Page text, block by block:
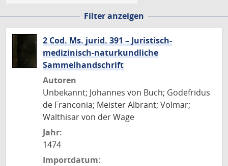
Filter anzeigen
2 Cod. Ms. jurid. 391 – Juristisch-
medizinisch-naturkundliche
Sammelhandschrift
Autoren
Unbekannt; Johannes von Buch; Godefridus
de Franconia; Meister Albrant; Volmar;
Walthisar von der Wage
Jahr:
1474
Importdatum: